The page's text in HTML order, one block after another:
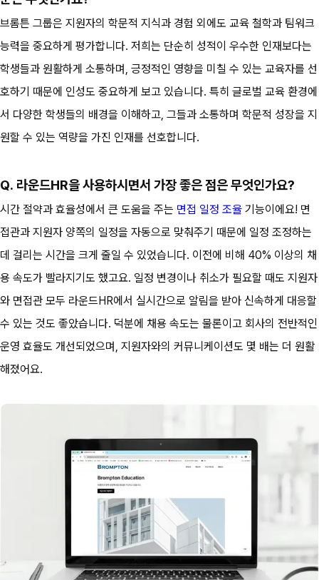
브롬튼 그룹은 지원자의 학문적 지식과 경험 외에도 교육 철학과 팀워크
능력을 중요하게 평가합니다. 저희는 단순히 성적이 우수한 인재보다는
학생들과 원활하게 소통하며, 긍정적인 영향을 미칠 수 있는 교육자를 선
호하기 때문에 인성도 중요하게 보고 있습니다. 특히 글로벌 교육 환경에
서 다양한 학생들의 배경을 이해하고, 그들과 소통하며 학문적 성장을 지
원할 수 있는 역량을 가진 인재를 선호합니다.
Q. 라운드HR을 사용하시면서 가장 좋은 점은 무엇인가요?
시간 절약과 효율성에서 큰 도움을 주는 면접 일정 조율 기능이에요! 면
접관과 지원자 양쪽의 일정을 자동으로 맞춰주기 때문에 일정 조정하는
데 걸리는 시간을 크게 줄일 수 있었습니다. 이전에 비해 40% 이상의 채
용 속도가 빨라지기도 했고요. 일정 변경이나 취소가 필요할 때도 지원자
와 면접관 모두 라운드HR에서 실시간으로 알림을 받아 신속하게 대응할
수 있는 것도 좋았습니다. 덕분에 채용 속도는 물론이고 회사의 전반적인
운영 효율도 개선되었으며, 지원자와의 커뮤니케이션도 몇 배는 더 원활
해졌어요.